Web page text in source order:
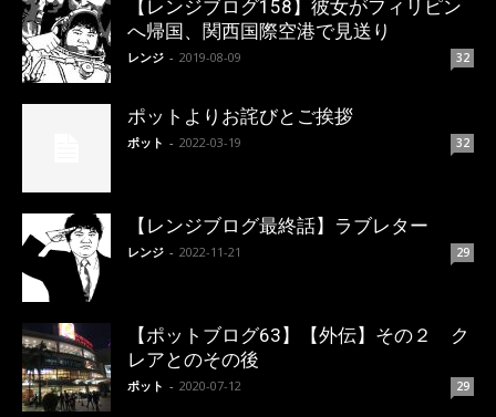
【レンジブログ158】彼女がフィリピン
へ帰国、関西国際空港で見送り
レンジ - 2019-08-09 32
ポットよりお詫びとご挨拶
ポット - 2022-03-19 32
【レンジブログ最終話】ラブレター
レンジ - 2022-11-21 29
【ポットブログ63】【外伝】その２ ク
レアとのその後
ポット - 2020-07-12 29